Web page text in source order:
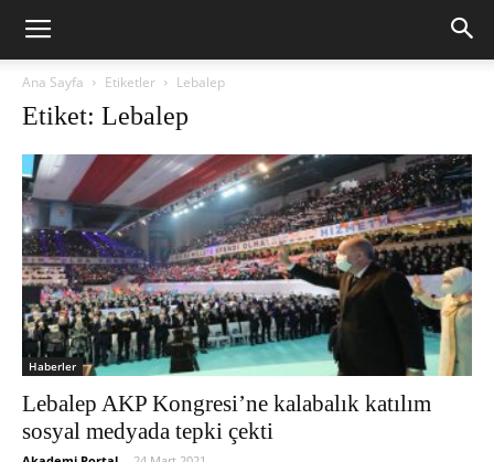
Ana Sayfa Etiketler Lebalep
Etiket: Lebalep
Haberler
Lebalep AKP Kongresi’ne kalabalık katılım
sosyal medyada tepki çekti